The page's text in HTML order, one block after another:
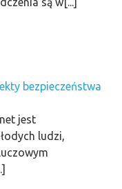
bezpieczeństwa
jest
ludzi,